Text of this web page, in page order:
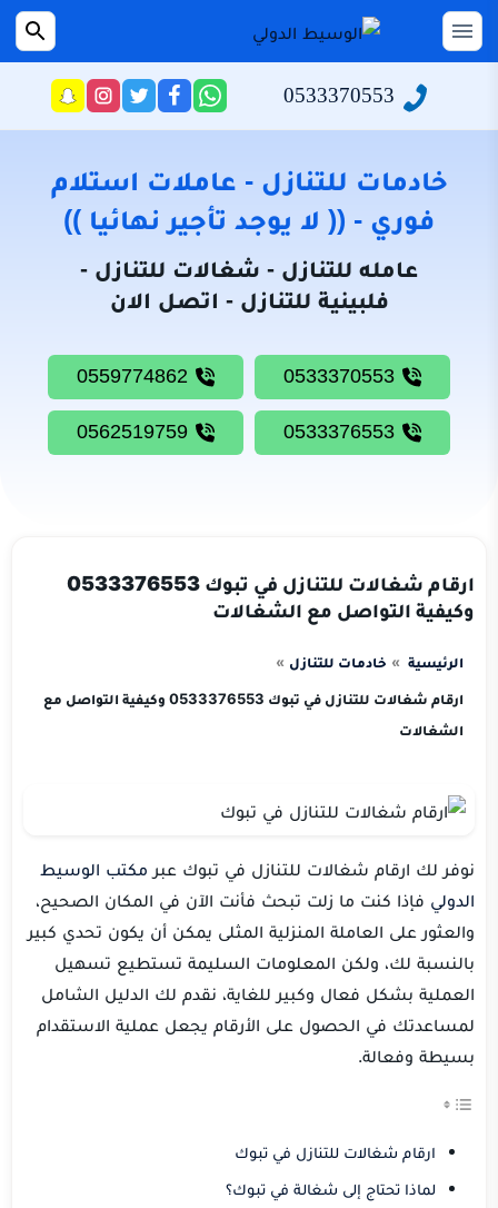
التجاوز
إلى
القائمة
الرئيسية
سياسة
الخصوصية
نحن
للتنازل
شغالات
للتنازل
بحث
0533370553
راسلنا
عبر
تابعنا
على
فيسبوك
تابعنا
على
تويتر
تابعنا
على
انستجرام
خادمات للتنازل - عاملات استلام
فوري - (( لا يوجد تأجير نهائيا ))
عامله للتنازل - شغالات للتنازل -
فلبينية للتنازل - اتصل الان
ارقام شغالات للتنازل في تبوك 0533376553
وكيفية التواصل مع الشغالات
الرئيسية خادمات للتنازل
ارقام شغالات للتنازل في تبوك 0533376553 وكيفية التواصل مع
الشغالات
نوفر لك ارقام شغالات للتنازل في تبوك عبر مكتب الوسيط
الدولي فإذا كنت ما زلت تبحث فأنت الآن في المكان الصحيح،
والعثور على العاملة المنزلية المثلى يمكن أن يكون تحدي كبير
بالنسبة لك، ولكن المعلومات السليمة تستطيع تسهيل
العملية بشكل فعال وكبير للغاية، نقدم لك الدليل الشامل
لمساعدتك في الحصول على الأرقام يجعل عملية الاستقدام
بسيطة وفعالة.
ارقام شغالات للتنازل في تبوك
لماذا تحتاج إلى شغالة في تبوك؟